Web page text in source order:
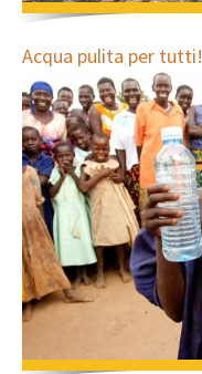
Acqua pulita per tutti!